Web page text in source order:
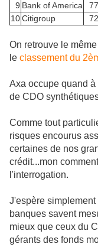
9 Bank of America
10Citigroup
On retrouve le
le classement du
Axa occupe quand
de CDO
Comme tout
risques encourus
certaines de nos
crédit...mon
l'interrogation.
J'espère
banques savent
mieux que ceux du
gérants des fonds